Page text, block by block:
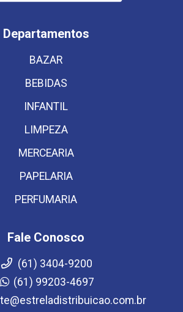
Departamentos
BAZAR
BEBIDAS
INFANTIL
LIMPEZA
MERCEARIA
PAPELARIA
PERFUMARIA
Fale Conosco
(61) 3404-9200
(61) 99203-4697